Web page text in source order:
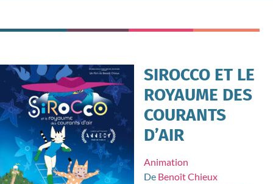
SIROCCO ET LE
ROYAUME DES
COURANTS
D’AIR
Animation
De Benoît Chieux